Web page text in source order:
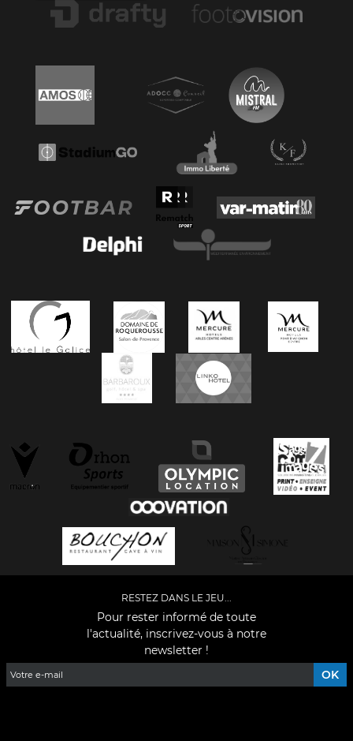
RESTEZ DANS LE JEU...
Pour rester informé de toute
l'actualité, inscrivez-vous à notre
newsletter !